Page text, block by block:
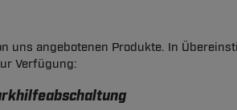
angebotenen Produkte. In
Verfügung: